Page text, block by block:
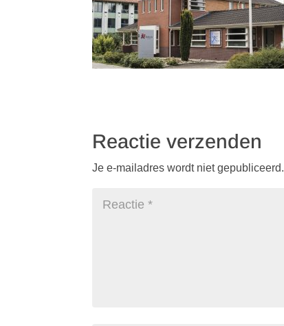
Reactie verzenden
Je e-mailadres wordt niet gepubliceerd.